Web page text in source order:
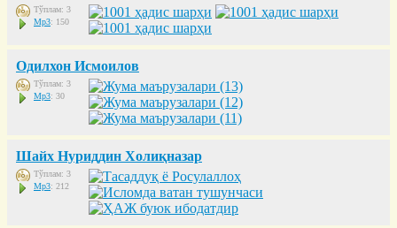
Тўплам: 3
Mp3: 150
Одилхон Исмоилов
Тўплам: 3
Mp3: 30
Шайх Нуриддин Холиқназар
Тўплам: 3
Mp3: 212